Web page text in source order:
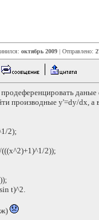
октябрь 2009 | Отправлено:
даные
производные y'=dy/dx,
2);
2));
t)^2.